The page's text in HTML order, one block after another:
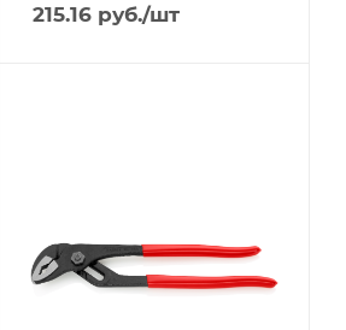
215.16 руб./шт